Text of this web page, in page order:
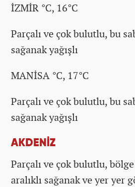
İZMİR °C, 16°C
Parçalı ve çok bulutlu, bu
sağanak yağışlı
MANİSA °C, 17°C
Parçalı ve çok bulutlu, bu
sağanak yağışlı
AKDENİZ
Parçalı ve çok bulutlu,
aralıklı sağanak ve yer yer